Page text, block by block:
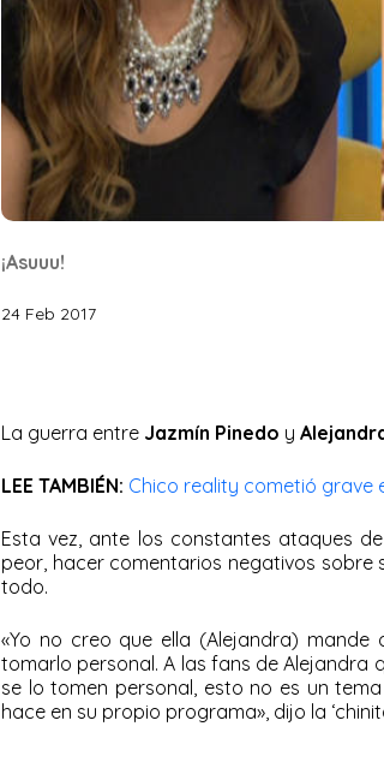
¡Asuuu!
24 Feb 2017
La guerra entre Jazmín Pinedo y
LEE TAMBIÉN: Chico reality cometió grave
Esta vez, ante los constantes ataques de
peor, hacer comentarios negativos sobre
todo.
«Yo no creo que ella (Alejandra)
tomarlo personal. A las fans de Alejandra
se lo tomen personal, esto no es un
hace en su propio programa», dijo la